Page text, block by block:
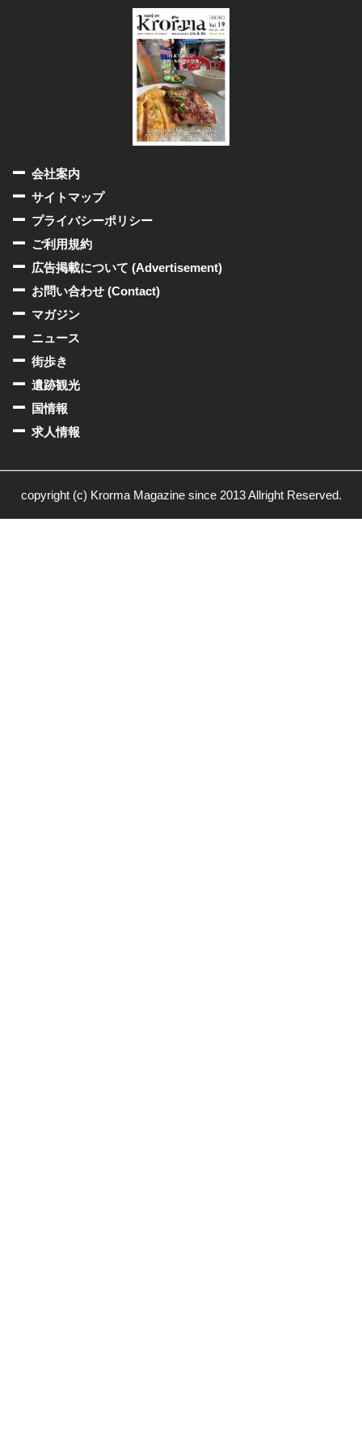
会社案内
サイトマップ
プライバシーポリシー
ご利用規約
広告掲載について (Advertisement)
お問い合わせ (Contact)
マガジン
ニュース
街歩き
遺跡観光
国情報
求人情報
copyright (c) Krorma Magazine since 2013 Allright Reserved.